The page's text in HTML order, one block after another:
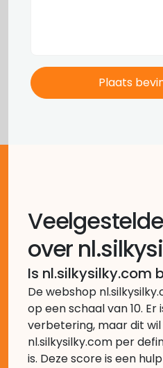
over
Is nl.silkysilky.com
De webshop
op een schaal van 10.
verbetering, maar dit
nl.silkysilky.com per
is. Deze score is een